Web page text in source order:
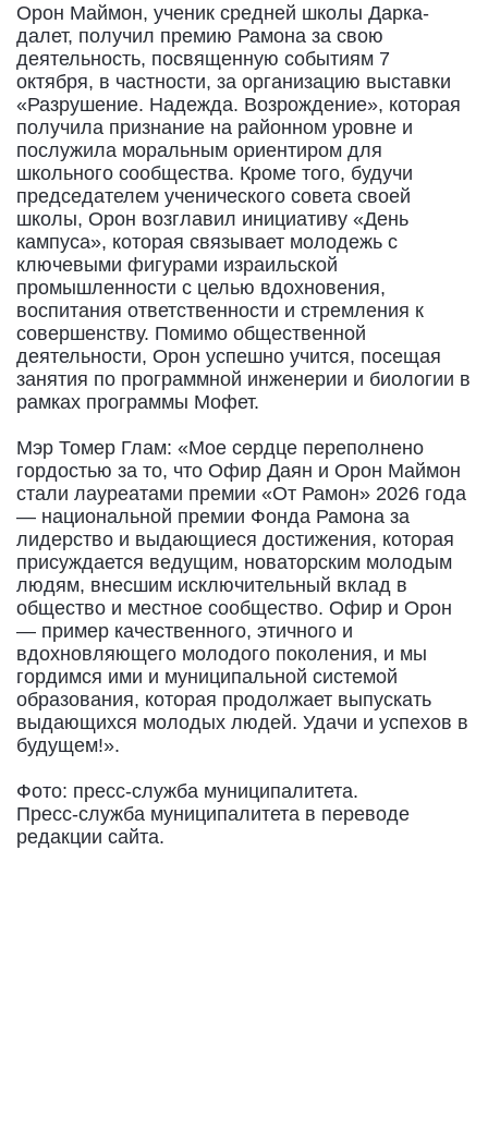
Орон Маймон, ученик средней школы Дарка-
далет, получил премию Рамона за свою
деятельность, посвященную событиям 7
октября, в частности, за организацию выставки
«Разрушение. Надежда. Возрождение», которая
получила признание на районном уровне и
послужила моральным ориентиром для
школьного сообщества. Кроме того, будучи
председателем ученического совета своей
школы, Орон возглавил инициативу «День
кампуса», которая связывает молодежь с
ключевыми фигурами израильской
промышленности с целью вдохновения,
воспитания ответственности и стремления к
совершенству. Помимо общественной
деятельности, Орон успешно учится, посещая
занятия по программной инженерии и биологии в
рамках программы Мофет.
Мэр Томер Глам: «Мое сердце переполнено
гордостью за то, что Офир Даян и Орон Маймон
стали лауреатами премии «От Рамон» 2026 года
— национальной премии Фонда Рамона за
лидерство и выдающиеся достижения, которая
присуждается ведущим, новаторским молодым
людям, внесшим исключительный вклад в
общество и местное сообщество. Офир и Орон
— пример качественного, этичного и
вдохновляющего молодого поколения, и мы
гордимся ими и муниципальной системой
образования, которая продолжает выпускать
выдающихся молодых людей. Удачи и успехов в
будущем!».
Фото: пресс-служба муниципалитета.
Пресс-служба муниципалитета в переводе
редакции сайта.